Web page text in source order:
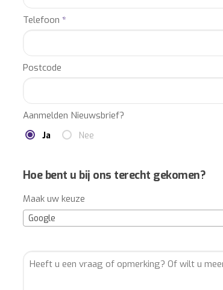
Wilt u extra boekingsinformatie ontvangen
contact met ons op.
overige kosten om een optreden mogelijk te
BURO2010 is het directe en officiële
Wij staan in direct contact met alle
Uiteraard kunnen wij voor u ook de
administreren en bevestigen middels een
Wilt u meer artiesten boeken, ander
Telefoon *
Postcode
Aanmelden Nieuwsbrief?
Ja Nee
Hoe bent u bij ons terecht gekomen?
Maak uw keuze
Google